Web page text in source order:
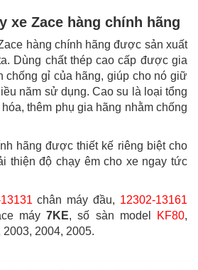
xe Zace hàng chính hãng
hàng chính hãng được sản xuất
Dùng chất thép cao cấp được gia
chống gỉ của hãng, giúp cho nó giữ
năm sử dụng. Cao su là loại tổng
thêm phụ gia hãng nhằm chống
hãng được thiết kế riêng biệt cho
thiện độ chạy êm cho xe ngay tức
chân máy đầu, 12302-13161
máy7KE, số sàn model KF80,
2004, 2005.